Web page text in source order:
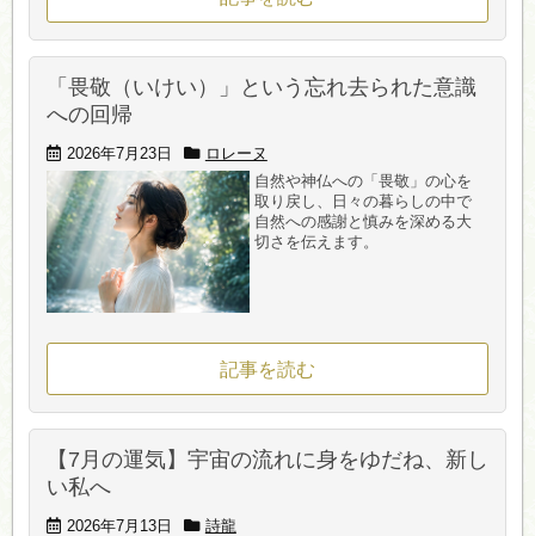
「畏敬（いけい）」という忘れ去られた意識
への回帰
2026年7月23日
ロレーヌ
自然や神仏への「畏敬」の心を
取り戻し、日々の暮らしの中で
自然への感謝と慎みを深める大
切さを伝えます。
記事を読む
【7月の運気】宇宙の流れに身をゆだね、新し
い私へ
2026年7月13日
詩龍